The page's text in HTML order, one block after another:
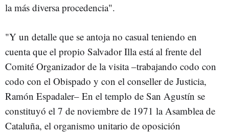
la más diversa procedencia".
"Y un detalle que se antoja no casual teniendo en
cuenta que el propio Salvador Illa está al frente del
Comité Organizador de la visita –trabajando codo con
codo con el Obispado y con el conseller de Justicia,
Ramón Espadaler– En el templo de San Agustín se
constituyó el 7 de noviembre de 1971 la Asamblea de
Cataluña, el organismo unitario de oposición